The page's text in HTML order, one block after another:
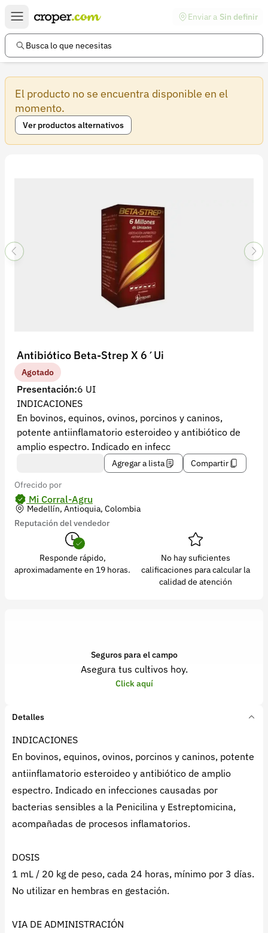
Enviar a Sin definir
Busca lo que necesitas
El producto no se encuentra disponible en el
momento.
Ver productos alternativos
Antibiótico Beta-Strep X 6´Ui
Agotado
Presentación:6 UI
INDICACIONES
En bovinos, equinos, ovinos, porcinos y caninos,
potente antiinflamatorio esteroideo y antibiótico de
amplio espectro. Indicado en infecc
Agregar a lista
Compartir
Ofrecido por
Mi Corral-Agru
Medellín, Antioquia, Colombia
Reputación del vendedor
Responde rápido,
aproximadamente en 19 horas.
No hay suficientes
calificaciones para calcular la
calidad de atención
Seguros para el campo
Asegura tus cultivos hoy.
Click aquí
Detalles
INDICACIONES
En bovinos, equinos, ovinos, porcinos y caninos, potente
antiinflamatorio esteroideo y antibiótico de amplio
espectro. Indicado en infecciones causadas por
bacterias sensibles a la Penicilina y Estreptomicina,
acompañadas de procesos inflamatorios.
DOSIS
1 mL / 20 kg de peso, cada 24 horas, mínimo por 3 días.
No utilizar en hembras en gestación.
VIA DE ADMINISTRACIÓN
Enlaces de interés
Preguntas frecuentes
Ayuda
Información legal
Términos y condiciones
Registrarse
contacto@croper.com
© 2026 Croper.com Todos los derechos reservados
Versión 5.45.0
Síguenos